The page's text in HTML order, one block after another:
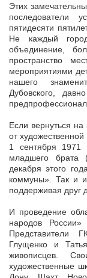
Этих
последователи
пятидесяти
Не каждый
объединение,
пространство
мероприятиями
нашего
Дубовского,
Если вернуться
от
1 сентября 1971
младшего брата
декабря этого
коммуны». Так и
поддерживая друг
И проведение
народов
Представители
Глущенко и
живописцев.
художественные